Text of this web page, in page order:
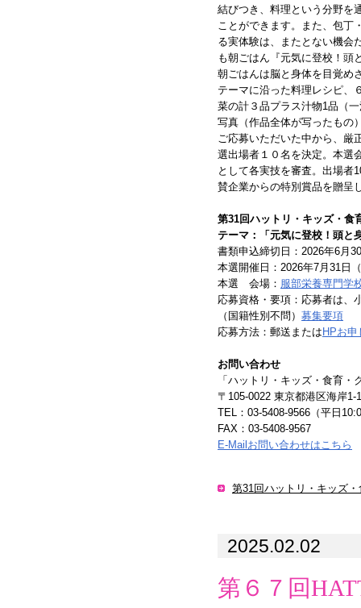
結びつき、料理という分野を
ことができます。また、包丁
る実体験は、またとない機会
も朝ごはん『元気に登校！頭
朝ごはんは脳と身体を目覚め
テーマに沿った料理レシピ、
菜の計３品プラス汁物1品（
写真（作品全体が写ったもの
ご応募いただいた中から、厳
選出場者１０名を決定。本選
として各実技を審査。出場者
賛企業からの特別賞品を贈呈
第31回ハットリ・キッズ・食
テーマ：「元気に登校！頭と
書類申込締切日：2026年6月
本選開催日：2026年7月31日
本選 会場： 服部栄養専門学
応募資格・要項：応募者は、
（国籍性別不問） 募集要項
応募方法：郵送または HPお
お問い合わせ
「ハットリ・キッズ・食育
〒105-0022 東京都港区海岸
TEL：03-5408-9566（平日
FAX：03-5408-9567
E-Mailお問い合わせはこちら
第31回ハットリ・キッズ
2025.02.02
第６７回